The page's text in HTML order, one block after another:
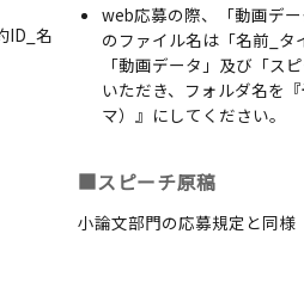
ID_名
web応募の際、「動画デー
のファイル名は「名前_タ
「動画データ」及び「ス
いただき、フォルダ名を
マ）』にしてください。
■スピーチ原稿
小論文部門の応募規定と同様